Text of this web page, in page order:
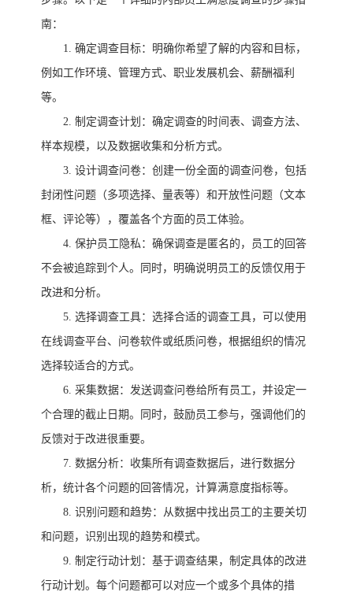
南：
1. 确定调查目标：明确你希望了解的内容和目标，
例如工作环境、管理方式、职业发展机会、薪酬福利
等。
2. 制定调查计划：确定调查的时间表、调查方法、
样本规模，以及数据收集和分析方式。
3. 设计调查问卷：创建一份全面的调查问卷，包括
封闭性问题（多项选择、量表等）和开放性问题（文本
框、评论等），覆盖各个方面的员工体验。
4. 保护员工隐私：确保调查是匿名的，员工的回答
不会被追踪到个人。同时，明确说明员工的反馈仅用于
改进和分析。
5. 选择调查工具：选择合适的调查工具，可以使用
在线调查平台、问卷软件或纸质问卷，根据组织的情况
选择较适合的方式。
6. 采集数据：发送调查问卷给所有员工，并设定一
个合理的截止日期。同时，鼓励员工参与，强调他们的
反馈对于改进很重要。
7. 数据分析：收集所有调查数据后，进行数据分
析，统计各个问题的回答情况，计算满意度指标等。
8. 识别问题和趋势：从数据中找出员工的主要关切
和问题，识别出现的趋势和模式。
9. 制定行动计划：基于调查结果，制定具体的改进
行动计划。每个问题都可以对应一个或多个具体的措